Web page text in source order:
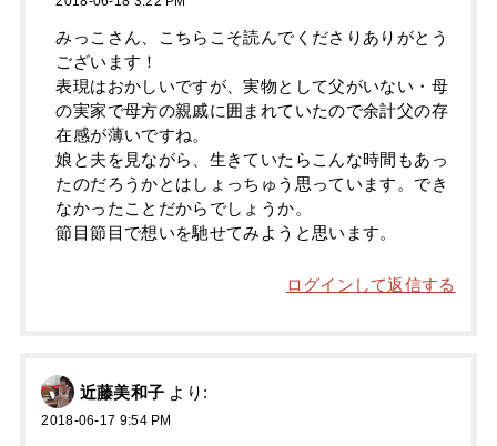
みっこさん、こちらこそ読んでくださりありがとう
ございます！
表現はおかしいですが、実物として父がいない・母
の実家で母方の親戚に囲まれていたので余計父の存
在感が薄いですね。
娘と夫を見ながら、生きていたらこんな時間もあっ
たのだろうかとはしょっちゅう思っています。でき
なかったことだからでしょうか。
節目節目で想いを馳せてみようと思います。
ログインして返信する
近藤美和子 より:
2018-06-17 9:54 PM